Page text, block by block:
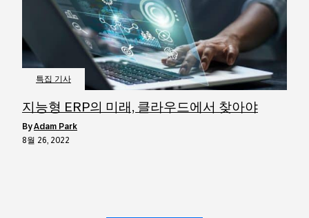
특집 기사
지능형 ERP의 미래, 클라우드에서 찾아야
byAdam Park
8월 26, 2022